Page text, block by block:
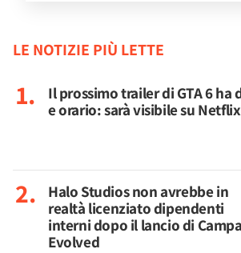
LE NOTIZIE PIÙ LETTE
Il prossimo trailer di GTA 6 ha
e orario: sarà visibile su Netflix
Halo Studios non avrebbe in
realtà licenziato dipendenti
interni dopo il lancio di
Evolved